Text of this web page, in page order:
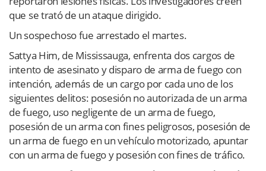
que se trató de un ataque dirigido.
Un sospechoso fue arrestado el martes.
Sattya Him, de Mississauga, enfrenta dos cargos de
intento de asesinato y disparo de arma de fuego con
intención, además de un cargo por cada uno de los
siguientes delitos: posesión no autorizada de un arma
de fuego, uso negligente de un arma de fuego,
posesión de un arma con fines peligrosos, posesión de
un arma de fuego en un vehículo motorizado, apuntar
con un arma de fuego y posesión con fines de tráfico.